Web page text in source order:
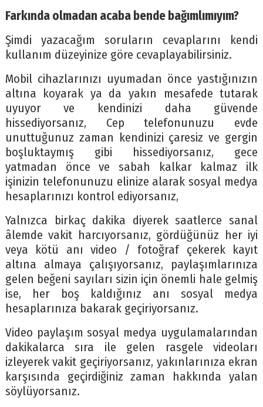
Farkında olmadan acaba bende bağımlımıyım?
Şimdi yazacağım soruların cevaplarını kendi
kullanım düzeyinize göre cevaplayabilirsiniz.
Mobil cihazlarınızı uyumadan önce yastığınızın
altına koyarak ya da yakın mesafede tutarak
uyuyor ve kendinizi daha güvende
hissediyorsanız, Cep telefonunuzu evde
unuttuğunuz zaman kendinizi çaresiz ve gergin
boşluktaymış gibi hissediyorsanız, gece
yatmadan önce ve sabah kalkar kalmaz ilk
işinizin telefonunuzu elinize alarak sosyal medya
hesaplarınızı kontrol ediyorsanız,
Yalnızca birkaç dakika diyerek saatlerce sanal
âlemde vakit harcıyorsanız, gördüğünüz her iyi
veya kötü anı video / fotoğraf çekerek kayıt
altına almaya çalışıyorsanız, paylaşımlarınıza
gelen beğeni sayıları sizin için önemli hale gelmiş
ise, her boş kaldığınız anı sosyal medya
hesaplarınıza bakarak geçiriyorsanız.
Video paylaşım sosyal medya uygulamalarından
dakikalarca sıra ile gelen rasgele videoları
izleyerek vakit geçiriyorsanız, yakınlarınıza ekran
karşısında geçirdiğiniz zaman hakkında yalan
söylüyorsanız.